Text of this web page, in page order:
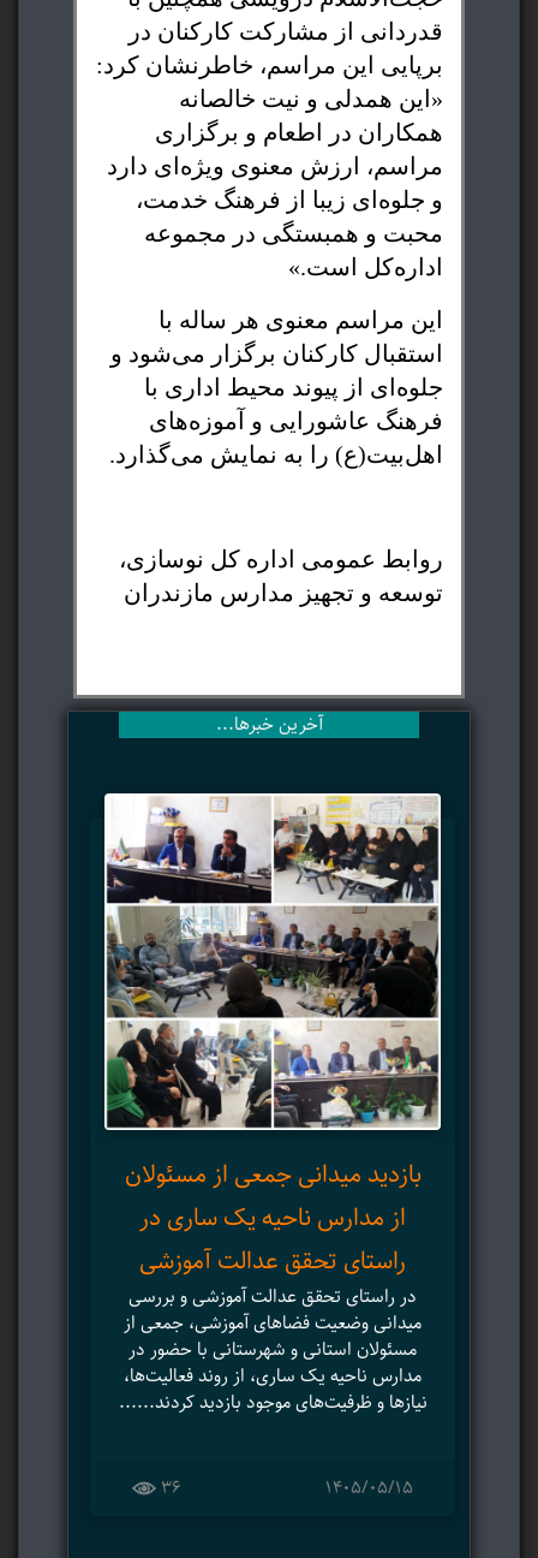
قدردانی از مشارکت کارکنان در
برپایی این مراسم، خاطرنشان کرد:
«این همدلی و نیت خالصانه
همکاران در اطعام و برگزاری
مراسم، ارزش معنوی ویژه‌ای دارد
و جلوه‌ای زیبا از فرهنگ خدمت،
محبت و همبستگی در مجموعه
اداره‌کل است.»
این مراسم معنوی هر ساله با
استقبال کارکنان برگزار می‌شود و
جلوه‌ای از پیوند محیط اداری با
فرهنگ عاشورایی و آموزه‌های
اهل‌بیت(ع) را به نمایش می‌گذارد.
روابط عمومی اداره کل نوسازی،
توسعه و تجهیز مدارس مازندران
آخرین خبرها...
بازدید میدانی جمعی از مسئولان
از مدارس ناحیه یک ساری در
راستای تحقق عدالت آموزشی
در راستای تحقق عدالت آموزشی و بررسی
میدانی وضعیت فضاهای آموزشی، جمعی از
مسئولان استانی و شهرستانی با حضور در
مدارس ناحیه یک ساری، از روند فعالیت‌ها،
نیازها و ظرفیت‌های موجود بازدید کردند......
۱۴۰۵/۰۵/۱۵ 36